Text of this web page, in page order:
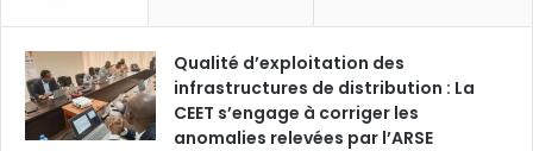
Qualité d’exploitation des
infrastructures de distribution : La
CEET s’engage à corriger les
anomalies relevées par l’ARSE